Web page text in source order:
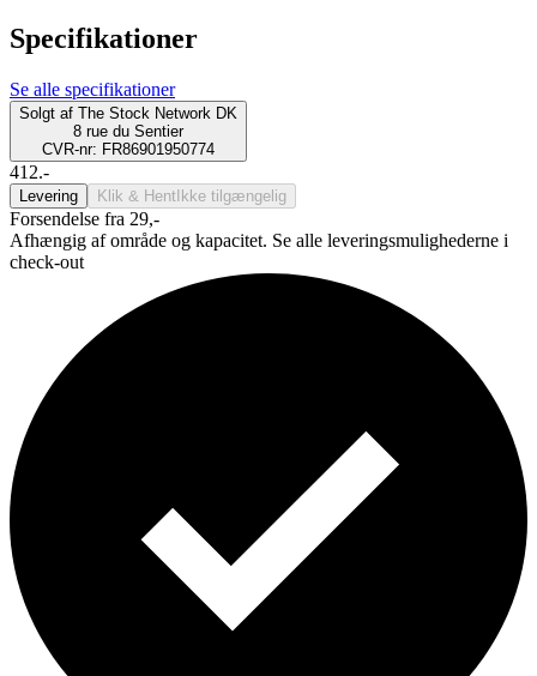
Specifikationer
Se alle specifikationer
Solgt af The Stock Network DK
8 rue du Sentier
CVR-nr: FR86901950774
412.-
Levering Klik & Hent Ikke tilgængelig
Forsendelse fra 29,-
Afhængig af område og kapacitet. Se alle leveringsmulighederne i
check-out